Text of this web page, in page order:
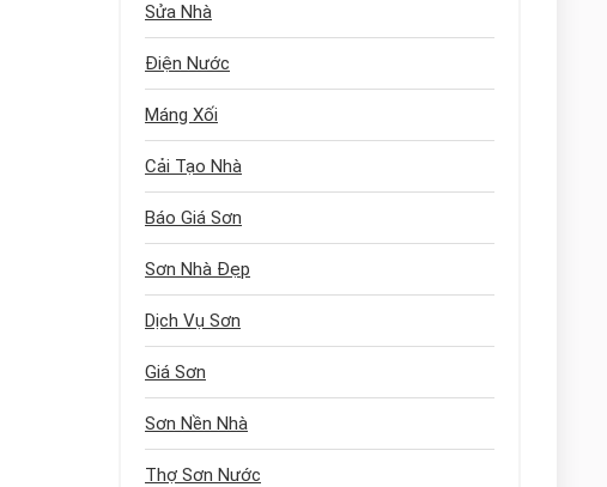
Sửa Nhà
Điện Nước
Máng Xối
Cải Tạo Nhà
Báo Giá Sơn
Sơn Nhà Đẹp
Dịch Vụ Sơn
Giá Sơn
Sơn Nền Nhà
Thợ Sơn Nước